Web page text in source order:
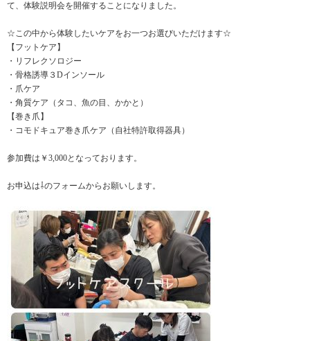
て、体験説明会を開催することになりました。
☆この中から体験したいケアをお一つお選びいただけます☆
【フットケア】
・リフレクソロジー
・骨格誘導３Dインソール
・爪ケア
・角質ケア（タコ、魚の目、かかと）
【巻き爪】
・コモドキュア巻き爪ケア（自社特許取得器具）
参加費は￥3,000となっております。
お申込は⇩のフォームからお願いします。